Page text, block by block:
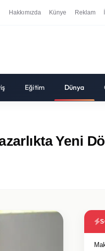
Hakkımızda Künye Reklam
Eğitim Dünya
Yeni